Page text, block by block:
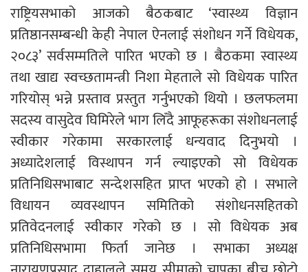
राष्ट्रियसभाको आजको बैठकबाट ‘स्वास्थ्य विज्ञान
प्रतिष्ठानसम्बन्धी केही नेपाल ऐनलाई संशोधन गर्ने विधेयक,
२०८३’ सर्वसम्मतिले पारित भएको छ । बैठकमा स्वास्थ्य
तथा खाद्य स्वच्छतामन्त्री निशा मेहताले सो विधेयक पारित
गरियोस् भन्ने प्रस्ताव प्रस्तुत गर्नुभएको थियो । छलफलमा
सदस्य वासुदेव घिमिरेले भाग लिँदै आफूहरूका संशोधनलाई
स्वीकार गरेकामा सरकारलाई धन्यवाद दिनुभयो ।
अध्यादेशलाई विस्थापन गर्न ल्याइएको सो विधेयक
प्रतिनिधिसभाबाट सन्देशसहित प्राप्त भएको हो । सभाले
विधायन व्यवस्थापन समितिको संशोधनसहितको
प्रतिवेदनलाई स्वीकार गरेको छ । सो विधेयक अब
प्रतिनिधिसभामा फिर्ता जानेछ । सभाका अध्यक्ष